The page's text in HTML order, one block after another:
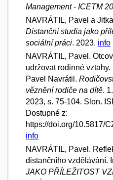
Management - ICETM
NAVRÁTIL, Pavel a
Distanční studia jako
sociální práci. 2023. info
NAVRÁTIL, Pavel.
udržovat rodinné
Pavel Navrátil.
věznění rodiče na dítě.
2023, s. 75-104. Slon.
Dostupné z:
https://doi.org/10.5817/
info
NAVRÁTIL, Pavel.
distančního vzdělávání.
JAKO PŘÍLEŽITOST